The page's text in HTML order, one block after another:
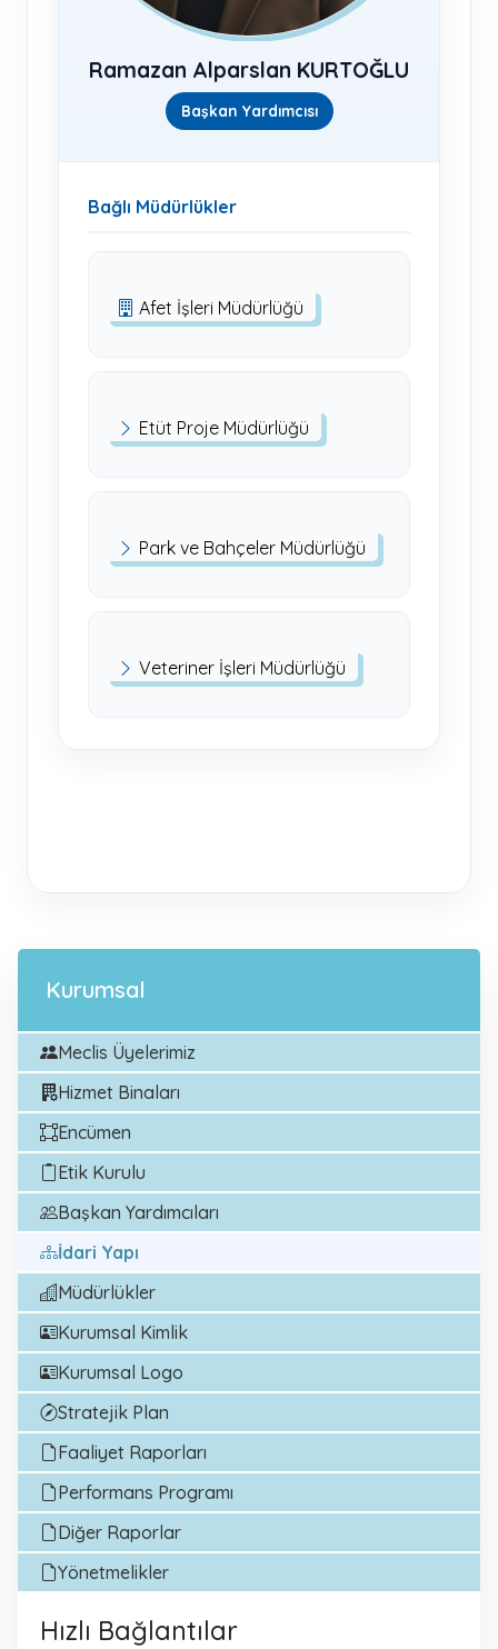
Kurumsal
Meclis Üyelerimiz
Hizmet Binaları
Encümen
Etik Kurulu
Başkan Yardımcıları
İdari Yapı
Müdürlükler
Kurumsal Kimlik
Kurumsal Logo
Stratejik Plan
Faaliyet Raporları
Performans Programı
Diğer Raporlar
Yönetmelikler
Hızlı Bağlantılar
Ramazan Alparslan KURTOĞLU
Başkan Yardımcısı
Bağlı Müdürlükler
Afet İşleri Müdürlüğü
Etüt Proje Müdürlüğü
Park ve Bahçeler Müdürlüğü
Veteriner İşleri Müdürlüğü